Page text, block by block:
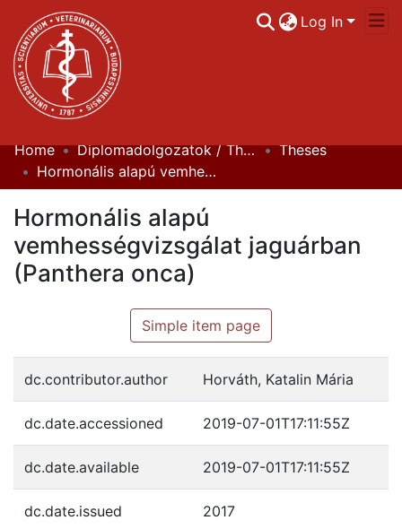
Log In
Communities & Collections
Statistics
Home Diplomadolgozatok / Theses
Theses
Hormonális alapú vemhességvizsgálat jaguárban (Panthera onca)
Hormonális alapú
vemhességvizsgálat jaguárban
(Panthera onca)
Simple item page
dc.contributor.author Horváth, Katalin Mária
dc.date.accessioned 2019-07-01T17:11:55Z
dc.date.available 2019-07-01T17:11:55Z
dc.date.issued 2017